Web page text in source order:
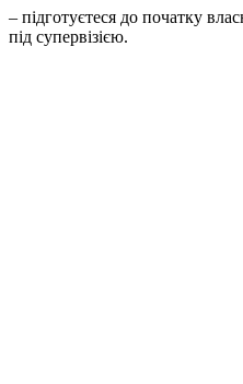
– підготуєтеся до початку
під супервізією.